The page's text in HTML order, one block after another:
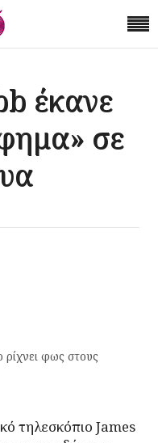
έκανε
σε
ρίχνει φως στους
τηλεσκόπιοJames